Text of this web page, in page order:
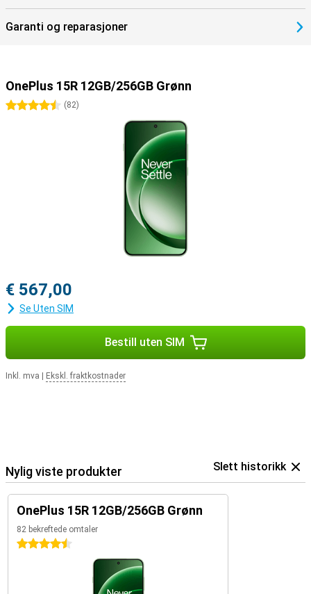
bruke PIN-koder.
Garanti og reparasjoner
OnePlus 15R 12GB/256GB Grønn
4.5 stjerner
(82)
€ 567,00
Se Uten SIM
Bestill uten SIM
Inkl. mva Ekskl. fraktkostnader
Nylig viste produkter Slett historikk
OnePlus 15R 12GB/256GB Grønn
82 bekreftede omtaler
4.5 stjerner